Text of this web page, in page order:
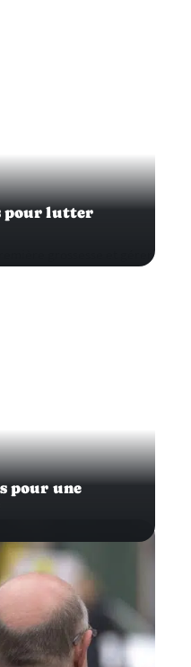
pour lutter
pour une